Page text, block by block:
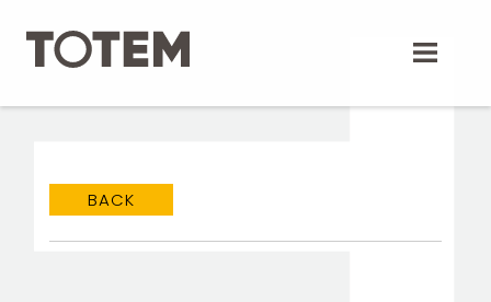
content
BACK
Branding assistant